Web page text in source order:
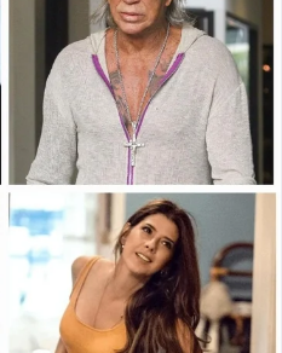
YouTube● 02:39